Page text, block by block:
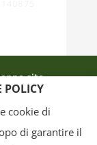
sito
POLICY
cookie di
di garantire il